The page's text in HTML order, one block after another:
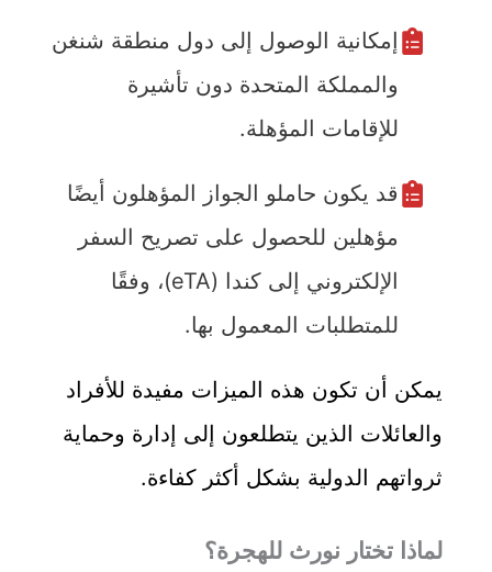
إمكانية الوصول إلى دول منطقة شنغن
والمملكة المتحدة دون تأشيرة
للإقامات المؤهلة.
قد يكون حاملو الجواز المؤهلون أيضًا
مؤهلين للحصول على تصريح السفر
الإلكتروني إلى كندا (eTA)، وفقًا
للمتطلبات المعمول بها.
يمكن أن تكون هذه الميزات مفيدة للأفراد
والعائلات الذين يتطلعون إلى إدارة وحماية
ثرواتهم الدولية بشكل أكثر كفاءة.
لماذا تختار نورث للهجرة؟